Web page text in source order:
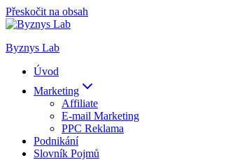
Přeskočit na obsah
Byznys Lab
Úvod
Marketing
Affiliate
E-mail Marketing
PPC Reklama
Podnikání
Slovník Pojmů